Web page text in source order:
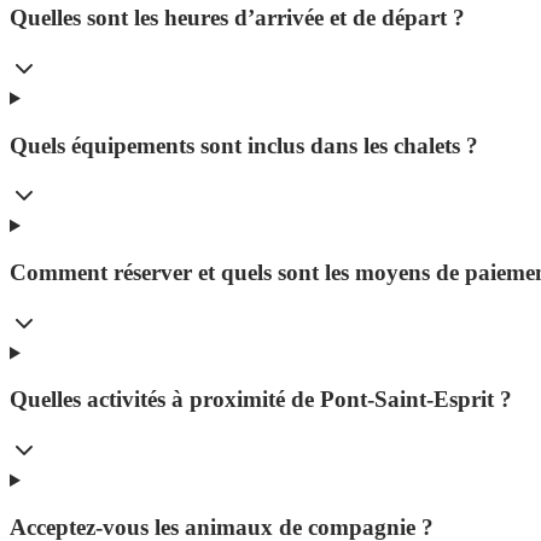
Quelles sont les heures d’arrivée et de départ ?
Quels équipements sont inclus dans les chalets ?
Comment réserver et quels sont les moyens de
Quelles activités à proximité de Pont-Saint-Esprit ?
Acceptez-vous les animaux de compagnie ?